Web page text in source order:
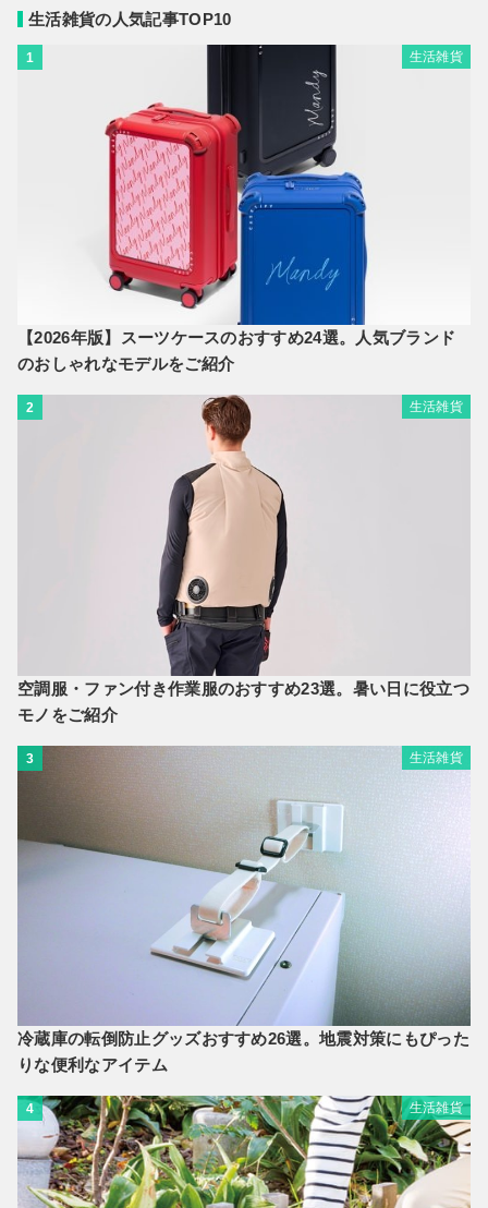
生活雑貨の人気記事TOP10
1 生活雑貨
【2026年版】スーツケースのおすすめ24選。人気ブランド
のおしゃれなモデルをご紹介
2 生活雑貨
空調服・ファン付き作業服のおすすめ23選。暑い日に役立つ
モノをご紹介
3 生活雑貨
冷蔵庫の転倒防止グッズおすすめ26選。地震対策にもぴった
りな便利なアイテム
4 生活雑貨